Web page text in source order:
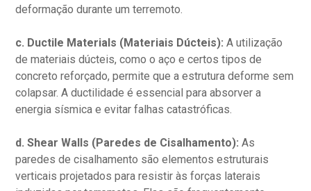
deformação durante um terremoto.
c. Ductile Materials (Materiais Dúcteis): A utilização
de materiais dúcteis, como o aço e certos tipos de
concreto reforçado, permite que a estrutura deforme sem
colapsar. A ductilidade é essencial para absorver a
energia sísmica e evitar falhas catastróficas.
d. Shear Walls (Paredes de Cisalhamento): As
paredes de cisalhamento são elementos estruturais
verticais projetados para resistir às forças laterais